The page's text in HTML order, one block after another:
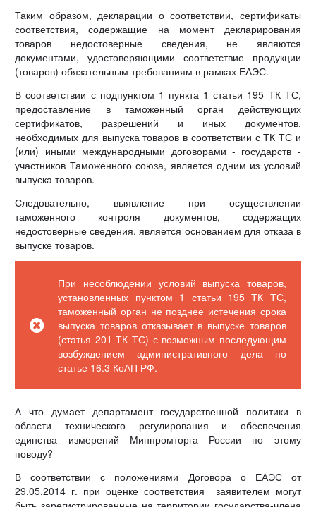
Таким образом, декларации о соответствии, сертификаты
соответствия, содержащие на момент декларирования
товаров недостоверные сведения, не являются
документами, удостоверяющими соответствие продукции
(товаров) обязательным требованиям в рамках ЕАЭС.
В соответствии с подпунктом 1 пункта 1 статьи 195 ТК ТС,
предоставление в таможенный орган действующих
сертификатов, разрешений и иных документов,
необходимых для выпуска товаров в соответствии с ТК ТС и
(или) иными международными договорами - государств -
участников Таможенного союза, является одним из условий
выпуска товаров.
Следовательно, выявление при осуществлении
таможенного контроля документов, содержащих
недостоверные сведения, является основанием для отказа в
выпуске товаров.
При несоблюдении условий выпуска товаров,
установленных пунктом 1 статьи 195 ТК ТС,
таможенный орган не позднее истечения срока
выпуска товаров отказывает в выпуске товаров
(статья 201 ТК ТС) с возможным последующим
возбуждением административного дела по
статье 16.3 КоАП РФ.
А что думает департамент государственной политики в
области технического регулирования и обеспечения
единства измерений Минпромторга России по этому
поводу?
В соответствии с положениями Договора о ЕАЭС от
29.05.2014 г. при оценке соответствия заявителем могут